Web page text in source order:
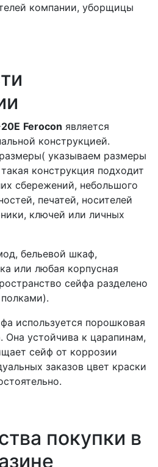
компании, уборщицы
Ferocon является
конструкцией.
указываем размеры
конструкция подходит
сбережений, небольшого
печатей, носителей
ключей или личных
бельевой шкаф,
или любая корпусная
сейфа разделено
используется порошковая
Она устойчива к царапинам,
сейф от коррозии
заказов цвет краски
покупки в